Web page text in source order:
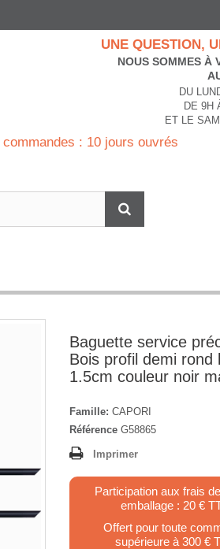
UNE QUESTION,
NOUS SOMMES À
DU
DE 9H
ET LE
: 10 jours ouvrés
Baguette service
Bois profil demi rond
1.5cm couleur noir
Famille: CAPORI
Référence G58865
Imprimer
Participation aux frais
emballage : 20 €
Offert pour toute
supérieure à 300 €